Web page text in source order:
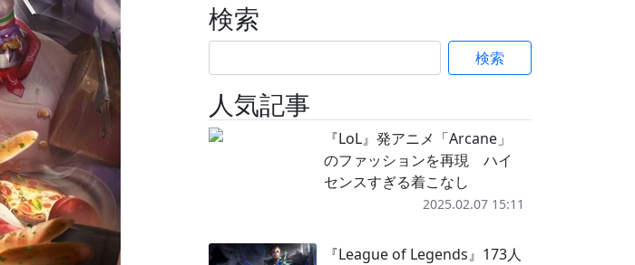
検索
検索
人気記事
『LoL』発アニメ「Arcane」
のファッションを再現 ハイ
センスすぎる着こなし
2025.02.07 15:11
『League of Legends』173人